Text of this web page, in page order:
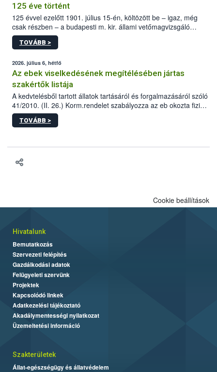
125 éve történt
125 évvel ezelőtt 1901. július 15-én, költözött be – igaz, még
csak részben – a budapesti m. kir. állami vetőmagvizsgáló
állomás a Kis Rókus utca 15. szám alatti, Czigler Győző által
tervezett új épületébe.
TOVÁBB >
2026. július 6, hétfő
Az ebek viselkedésének megítélésében jártas
szakértők listája
A kedvtelésből tartott állatok tartásáról és forgalmazásáról szóló
41/2010. (II. 26.) Korm.rendelet szabályozza az eb okozta fizikai
sérülés, illetve ennek veszélye keletkezésekor felmerülő
hatósági feladatokat, valamint a veszélyes eb tartását és annak
TOVÁBB >
Cookie beállítások
Hivatalunk
Bemutatkozás
Szervezeti felépítés
Gazdálkodási adatok
Felügyeleti szervünk
Projektek
Kapcsolódó linkek
Adatkezelési tájékoztató
Akadálymentességi nyilatkozat
Üzemeltetési információ
Szakterületek
Állat-egészségügy és állatvédelem